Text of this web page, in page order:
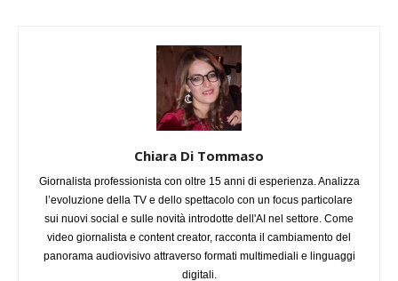
Chiara Di Tommaso
Giornalista professionista con oltre 15 anni di esperienza. Analizza
l’evoluzione della TV e dello spettacolo con un focus particolare
sui nuovi social e sulle novità introdotte dell'AI nel settore. Come
video giornalista e content creator, racconta il cambiamento del
panorama audiovisivo attraverso formati multimediali e linguaggi
digitali.